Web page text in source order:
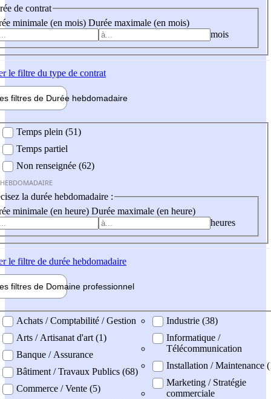
de contrat
minimale (en mois) Durée maximale (en mois)
mois
le filtre du type de contrat
filtres de Durée hebdomadaire
Temps plein (51)
Temps partiel
Non renseignée (62)
la durée hebdomadaire :
minimale (en heure) Durée maximale (en heure)
heures
le filtre de durée hebdomadaire
filtres de Domaine professionnel
professionel
Achats / Comptabilité / Gestion
Arts / Artisanat d'art (1)
Banque / Assurance
Bâtiment / Travaux Publics (68)
Commerce / Vente (5)
Industrie (38)
Informatique /
Télécommunication
Installation / Maintenance
Marketing / Stratégie
commerciale